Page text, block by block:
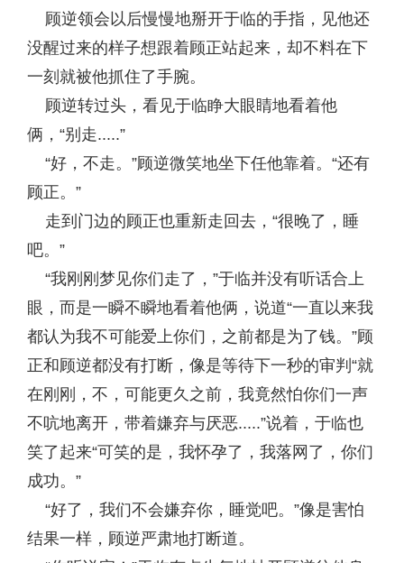
顾逆领会以后慢慢地掰开于临的手指，见他还
没醒过来的样子想跟着顾正站起来，却不料在下
一刻就被他抓住了手腕。
顾逆转过头，看见于临睁大眼睛地看着他
俩，“别走.....”
“好，不走。”顾逆微笑地坐下任他靠着。“还有
顾正。”
走到门边的顾正也重新走回去，“很晚了，睡
吧。”
“我刚刚梦见你们走了，”于临并没有听话合上
眼，而是一瞬不瞬地看着他俩，说道“一直以来我
都认为我不可能爱上你们，之前都是为了钱。”顾
正和顾逆都没有打断，像是等待下一秒的审判“就
在刚刚，不，可能更久之前，我竟然怕你们一声
不吭地离开，带着嫌弃与厌恶.....”说着，于临也
笑了起来“可笑的是，我怀孕了，我落网了，你们
成功。”
“好了，我们不会嫌弃你，睡觉吧。”像是害怕
结果一样，顾逆严肃地打断道。